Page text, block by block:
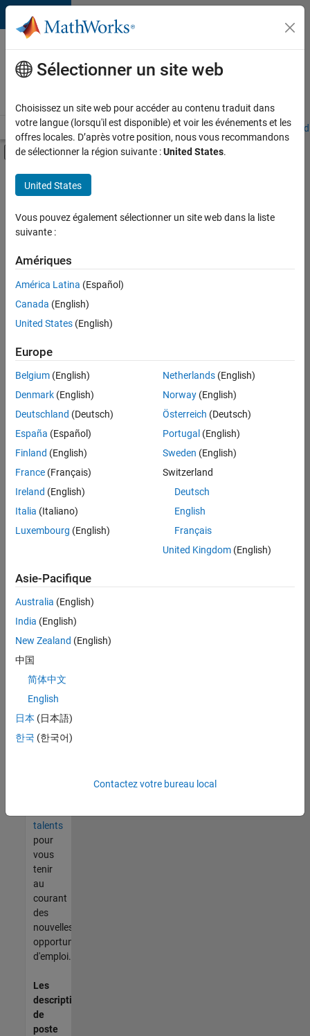
Passer au contenu
Votre
carrière
chez
Accueil Explorer nos opportunités Adresses de nos bureaux
Activer/désactiver l'affichage du menu
Contenu principal
FILTRER PAR
Applications et outils commerciaux
Développement de produits
Gestion des programmes
Actuellement,
aucune
offre
d'emploi
correspondant
à vos
critères
de
recherche.
Vous
pouvez
élargir
votre
recherche
ou
afficher
l’ensemble
d'emploi.
malgré
tout
vous
trouvez
pas
d'offre
corresponde
à vos
talents
pour
vous
tenir
au
courant
des
nouvelles
opportunités
d'emploi.
Les
descriptions
de
poste
Sélectionner un site web
Choisissez un site web pour accéder au contenu traduit dans
votre langue (lorsqu'il est disponible) et voir les événements et les
offres locales. D’après votre position, nous vous recommandons
de sélectionner la région suivante :United States.
United States
Vous pouvez également sélectionner un site web dans la liste
suivante :
Amériques
América Latina (Español)
Canada (English)
United States (English)
Europe
Belgium (English)
Denmark (English)
Deutschland (Deutsch)
España (Español)
Finland (English)
France (Français)
Ireland (English)
Italia (Italiano)
Luxembourg (English)
Netherlands(English)
Norway(English)
Österreich (Deutsch)
Portugal (English)
Sweden (English)
Switzerland
Deutsch
English
Français
United Kingdom(English)
Asie-Pacifique
Australia (English)
India (English)
New Zealand (English)
中国
简体中文
English
日本 (日本語)
한국 (한국어)
Contactez votre bureau local